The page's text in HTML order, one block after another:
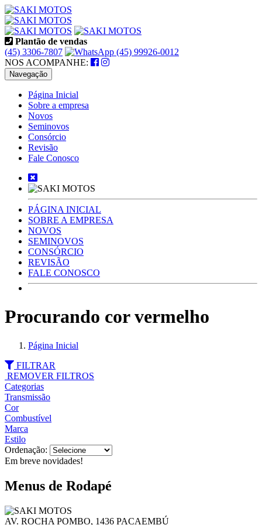
Plantão de vendas
(45) 3306-7807
(45) 99926-0012
NOS ACOMPANHE:
Navegação
Página Inicial
Sobre a empresa
Novos
Seminovos
Consórcio
Revisão
Fale Conosco
PÁGINA INICIAL
SOBRE A EMPRESA
NOVOS
SEMINOVOS
CONSÓRCIO
REVISÃO
FALE CONOSCO
Procurando cor vermelho
Página Inicial
FILTRAR
REMOVER FILTROS
Categorias
Transmissão
Cor
Combustível
Marca
Estilo
Ordenação:
Em breve novidades!
Menus de Rodapé
AV. ROCHA POMBO, 1436 PACAEMBÚ